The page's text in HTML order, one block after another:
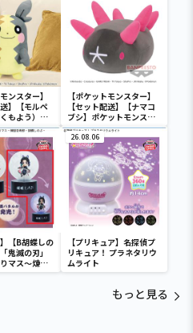
ンスター】
送】【モルペ
もよう）】
スター めち
ぬいぐるみ
まんぷくも
【ポケットモンスター】
【セット配送】【ナマコ
ブシ】ポケットモンスタ
ー めちゃもふぐっとぬい
ぐるみ～ナマコブシ～
】【B胡蝶しの
鬼滅の刃」
マス～煉獄
しのぶ～
26.08.06
【プリキュア】名探偵プ
リキュア！ プラネタリウ
ムライト
もっと見る